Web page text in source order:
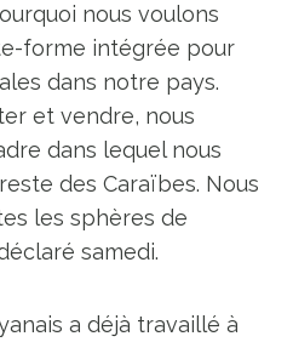
nous voulons
forme intégrée pour
dans notre pays.
et vendre, nous
dans lequel nous
des Caraïbes. Nous
les sphères de
samedi.
a déjà travaillé à